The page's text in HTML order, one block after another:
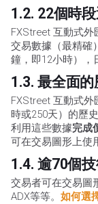
1.2. 22個時
FXStreet 互動式
交易數據（最精確
鐘，即12小時），
1.3. 最全面
FXStreet 互動式外
時或250天）的歷
利用這些數據完成
可在交易圖形上使
1.4. 逾70個
交易者可在交易圖
ADX等等。 如何選